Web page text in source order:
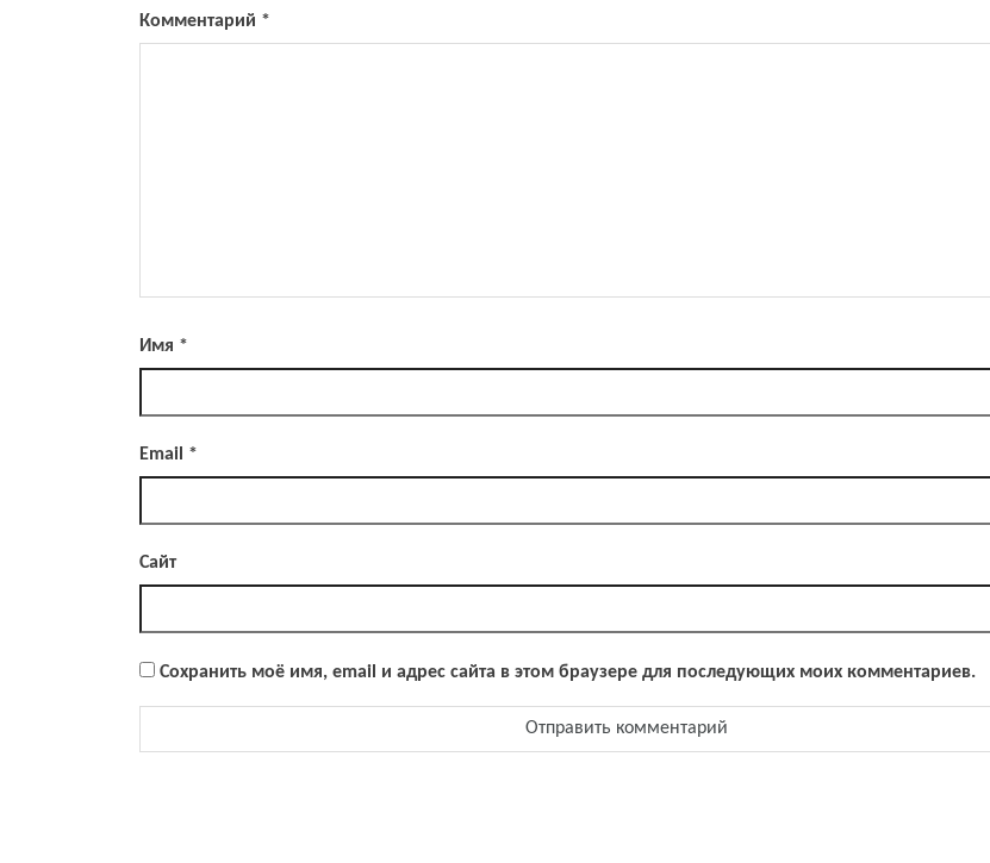
Комментарий *
Имя *
Email *
Сайт
Сохранить моё имя, email и адрес сайта в этом браузере для последующих моих комментариев.